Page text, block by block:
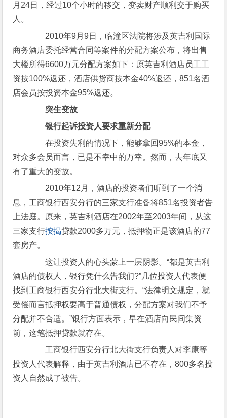
月24日，经过10个小时的移交，变卖财产顺利交于购买
人。
2010年9月9日，临潼区法院将涉及英吉利国际
商务酒店委托经营合同等案件的分配方案公布，将出售
大楼所得6600万元分配方案如下：原英吉利酒店员工工
资按100%返还，酒店供货商按本金40%返还，851名酒
店会员按投资本金95%返还。
突生变故
银行起诉投资人要求重新分配
在投资失利的情况下，能够拿回95%的本金，
对众多会员而言，已是不幸中的万幸。然而，去年底又
有了重大的变故。
2010年12月，酒店的投资者们听到了一个消
息，工商银行西安分行的三家支行准备将851名投资者告
上法庭。原来，英吉利酒店在2002年至2003年间，从这
三家支行按揭贷款2000多万元，抵押物正是该酒店的77
套房产。
这让投资人的心头蒙上一层阴影。“都是英吉利
酒店的债权人，银行凭什么告我们?”几位投资人代表便
找到工商银行西安分行北大街支行。“法律明文规定，就
受偿而言抵押权要高于普通债权，分配方案对我们不予
分配并不合适。”银行方面表示，早在酒店向民间集资
前，这笔抵押贷款就存在。
工商银行西安分行北大街支行负责人对李康等
投资人代表解释，由于英吉利酒店已不存在，800多名投
资人自然成了被告。